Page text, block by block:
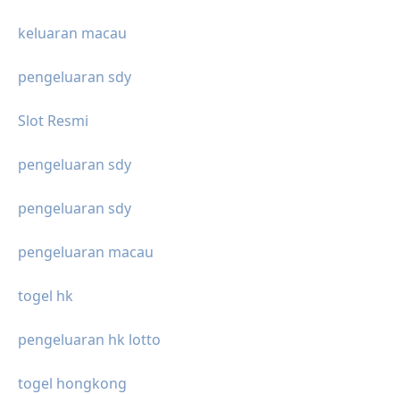
keluaran macau
pengeluaran sdy
Slot Resmi
pengeluaran sdy
pengeluaran sdy
pengeluaran macau
togel hk
pengeluaran hk lotto
togel hongkong